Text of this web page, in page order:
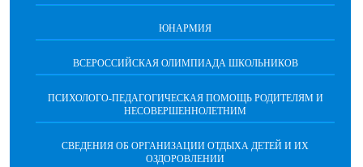
ЮНАРМИЯ
ВСЕРОССИЙСКАЯ ОЛИМПИАДА ШКОЛЬНИКОВ
ПСИХОЛОГО-ПЕДАГОГИЧЕСКАЯ ПОМОЩЬ РОДИТЕЛЯМ И
НЕСОВЕРШЕННОЛЕТНИМ
СВЕДЕНИЯ ОБ ОРГАНИЗАЦИИ ОТДЫХА ДЕТЕЙ И ИХ
ОЗДОРОВЛЕНИИ